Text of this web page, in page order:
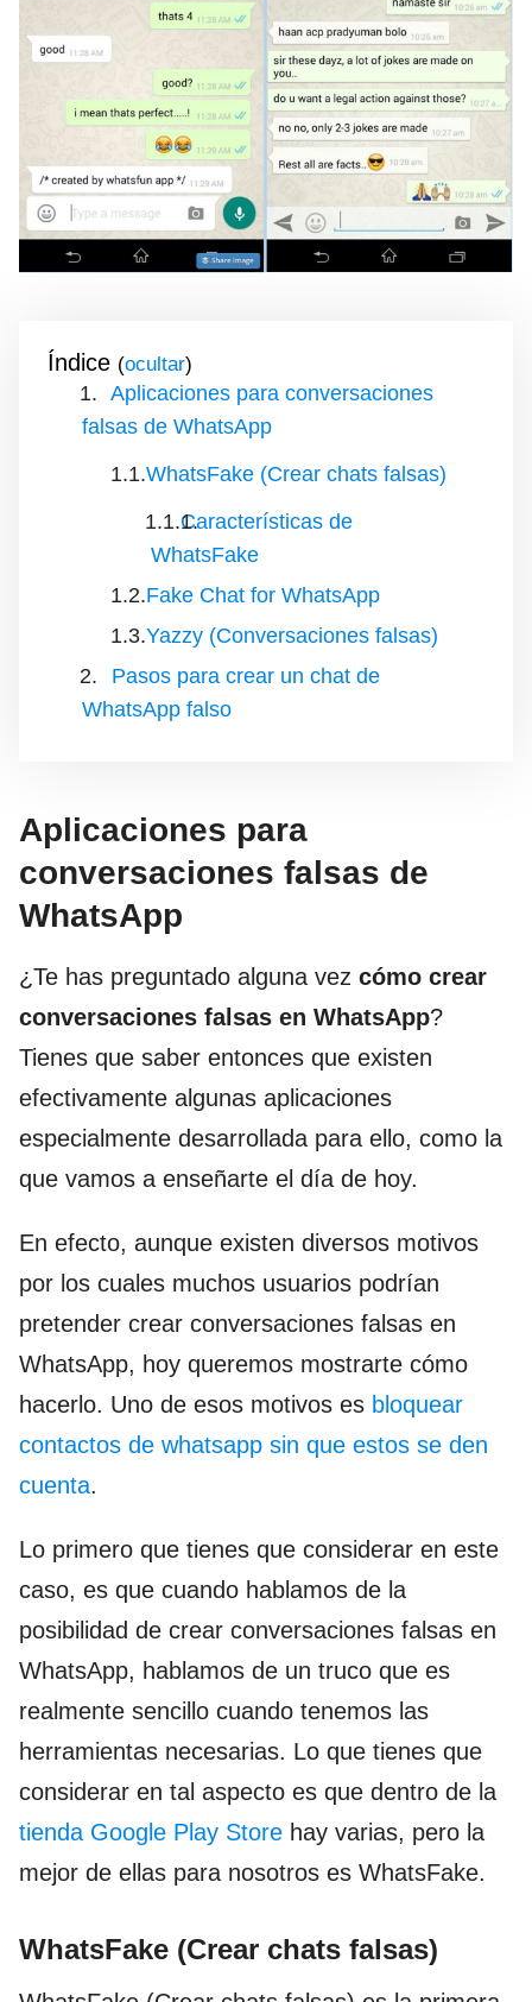
Índice ( )
Aplicaciones para conversaciones
falsas de WhatsApp
WhatsFake (Crear chats falsas)
Características de
WhatsFake
Fake Chat for WhatsApp
Yazzy (Conversaciones falsas)
Pasos para crear un chat de
WhatsApp falso
Aplicaciones para
conversaciones falsas de
WhatsApp
¿Te has preguntado alguna vez cómo crear
conversaciones falsas en WhatsApp?
Tienes que saber entonces que existen
efectivamente algunas aplicaciones
especialmente desarrollada para ello, como la
que vamos a enseñarte el día de hoy.
En efecto, aunque existen diversos motivos
por los cuales muchos usuarios podrían
pretender crear conversaciones falsas en
WhatsApp, hoy queremos mostrarte cómo
hacerlo. Uno de esos motivos es bloquear
contactos de whatsapp sin que estos se den
cuenta.
Lo primero que tienes que considerar en este
caso, es que cuando hablamos de la
posibilidad de crear conversaciones falsas en
WhatsApp, hablamos de un truco que es
realmente sencillo cuando tenemos las
herramientas necesarias. Lo que tienes que
considerar en tal aspecto es que dentro de la
tienda Google Play Store hay varias, pero la
mejor de ellas para nosotros es WhatsFake.
WhatsFake (Crear chats falsas)